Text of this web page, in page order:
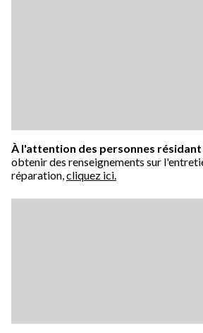
À l'attention des personnes résidant
obtenir des renseignements sur
réparation,cliquez ici.